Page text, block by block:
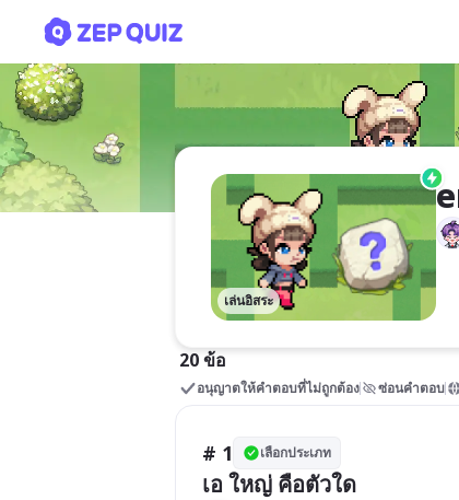
เล่นอิสระ
20 ข้อ
อนุญาตให้คำตอบที่ไม่ถูกต้อง ซ่อนคำตอบ
# 1 เลือกประเภท
เอ ใหญ่ คือตัวใด